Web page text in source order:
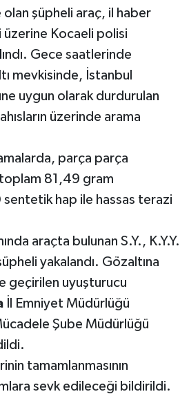
şüpheli araç, il haber
Kocaeli polisi
Gece saatlerinde
mevkisinde, İstanbul
uygun olarak durdurulan
üzerinde arama
parça parça
81,49 gram
hap ile hassas terazi
araçta bulunan S.Y., K.Y.Y.
yakalandı. Gözaltına
geçirilen uyuşturucu
İl Emniyet Müdürlüğü
Şube Müdürlüğü
tamamlanmasının
sevk edileceği bildirildi.